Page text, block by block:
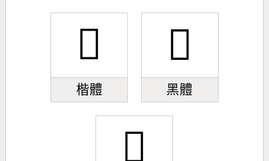
𣃮
楷體
𣃮
黑體
𣃮